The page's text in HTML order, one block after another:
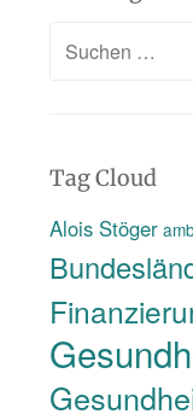
Suchen
Tag Cloud
Alois Stöger